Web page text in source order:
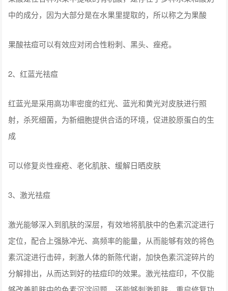
中的成分，因为大部分是在水果里提取的，所以称之为果酸
果酸祛痘可以有效应对闭合性粉刺、黑头、痤疮。
2、红蓝光祛痘
红蓝光是采用高功率密度的红光、蓝光和黄光对皮肤进行照
射，杀死细菌，为新细胞提供合适的环境，促进胶原蛋白的生
成
可以修复炎性痤疮、老化肌肤、缓解日晒皮肤
3、激光祛痘
激光能够深入到肌肤的深层，有效地将肌肤中的色素沉淀进行
定位，配合上强脉冲光、高频率的能量，从而能够有效的将色
素沉淀进行击碎，刺激人体的新陈代谢，加快色素沉淀碎片的
分解排出，从而达到好的祛痘印的效果。激光祛痘印，不仅能